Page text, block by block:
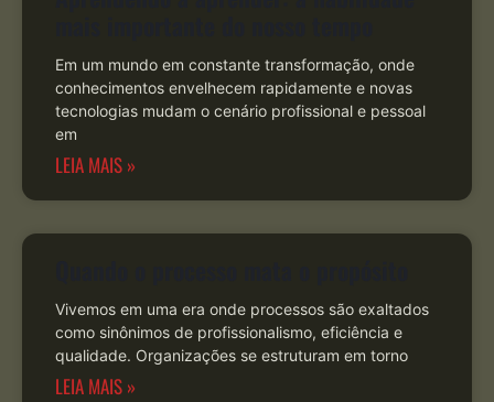
Em um mundo em constante transformação, onde
conhecimentos envelhecem rapidamente e novas
tecnologias mudam o cenário profissional e pessoal
em
LEIA MAIS »
Vivemos em uma era onde processos são exaltados
como sinônimos de profissionalismo, eficiência e
qualidade. Organizações se estruturam em torno
LEIA MAIS »